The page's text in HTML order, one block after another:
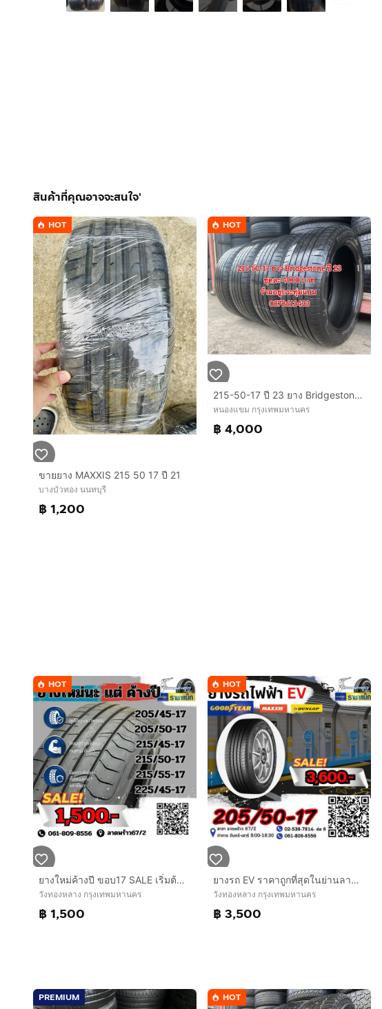
สินค้าที่คุณอาจจะสนใจ'
HOT
ขายยาง MAXXIS 215 50 17 ปี 21
บางบัวทอง นนทบุรี
฿ 1,200
HOT
215-50-17 ปี 23 ยาง Bridgestone ชุด 4 เส้น 4000 บาทสภาพยางสวยดอกเต็มๆนุ่มๆ ไม่บวมไม่กินข้างวิ่งใช้งานได้อีกยาวๆ รับประกันยาง 14 วัน
หนองแขม กรุงเทพมหานคร
฿ 4,000
HOT
ยางใหม่ค้างปี ขอบ17 SALE เริ่มต้น 1,500 เบอร์ 205 215 225
วังทองหลาง กรุงเทพมหานคร
฿ 1,500
HOT
ยางรถ EV ราคาถูกที่สุดในย่านลาดพร้าว ราชาแม็ก
วังทองหลาง กรุงเทพมหานคร
฿ 3,500
PREMIUM HOT